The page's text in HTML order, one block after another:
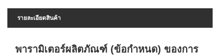
รายละเอียดสินค้า
พารามิเตอร์ผลิตภัณฑ์ (ข้อกำหนด) ของการ